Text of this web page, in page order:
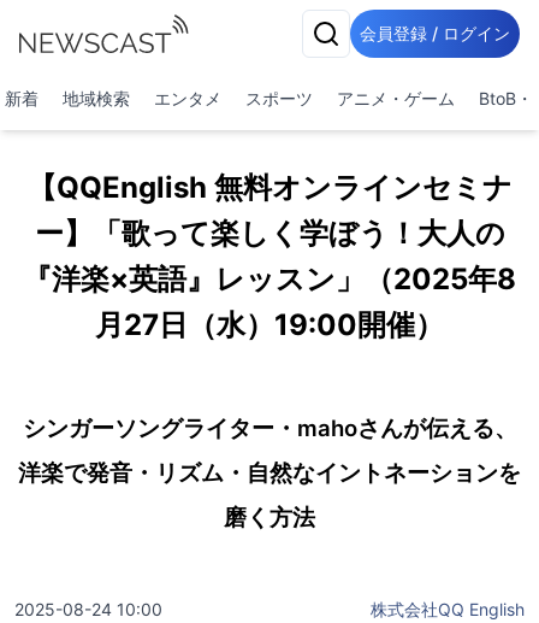
会員登録 / ログイン
新着 地域検索 エンタメ スポーツ アニメ・ゲーム BtoB・
【QQEnglish 無料オンラインセミナ
ー】「歌って楽しく学ぼう！大人の
『洋楽×英語』レッスン」（2025年8
月27日（水）19:00開催）
シンガーソングライター・mahoさんが伝える、
洋楽で発音・リズム・自然なイントネーションを
磨く方法
2025-08-24 10:00 株式会社QQ English